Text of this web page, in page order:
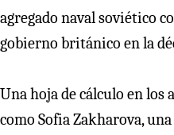
agregado naval soviético
gobierno británico en la
Una hoja de cálculo en
como Sofia Zakharova,